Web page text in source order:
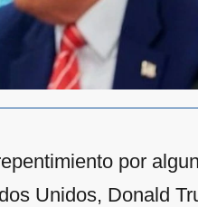
por
Unidos, Donald